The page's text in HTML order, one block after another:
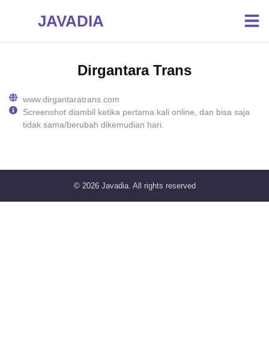
JAVADIA
Dirgantara Trans
www.dirgantaratrans.com
Screenshot diambil ketika pertama kali online, dan bisa saja
tidak sama/berubah dikemudian hari.
© 2026 Javadia. All rights reserved